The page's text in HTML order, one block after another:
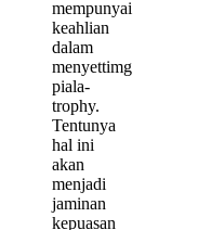
mempunyai
keahlian
dalam
menyettimg
piala-
trophy.
Tentunya
hal ini
akan
menjadi
jaminan
kepuasan